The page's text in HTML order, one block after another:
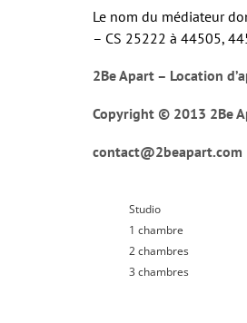
Le nom du médiateur
– CS 25222 à 44505,
2Be Apart – Location
Copyright © 2013 2Be
contact@2beapart.com
Studio
1 chambre
2 chambres
3 chambres